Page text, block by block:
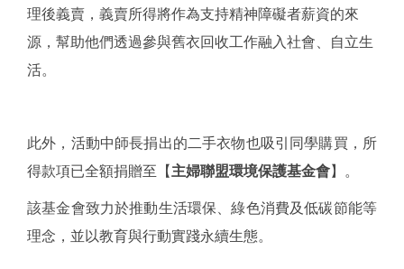
理後義賣，義賣所得將作為支持精神障礙者薪資的來
源，幫助他們透過參與舊衣回收工作融入社會、自立生
活。
此外，活動中師長捐出的二手衣物也吸引同學購買，所
得款項已全額捐贈至【 主婦聯盟環境保護基金會】。
該基金會致力於推動生活環保、綠色消費及低碳節能等
理念，並以教育與行動實踐永續生態。